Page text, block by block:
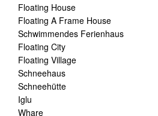
Floating House
Floating A Frame House
Schwimmendes Ferienhaus
Floating City
Floating Village
Schneehaus
Schneehütte
Iglu
Whare